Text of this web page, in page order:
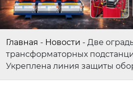
Главная - Новости - Две
трансформаторных
Укреплена линия защиты